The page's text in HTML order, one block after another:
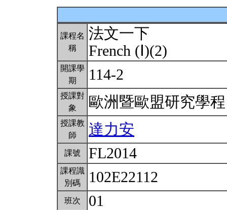
課程名
稱
法文一下
French (Ⅰ)(2)
開課學
期
114-2
授課對
象
歐洲暨歐盟研究學
授課教
師
達力安
課號 FL2014
課程識
別碼
102E22112
班次 01